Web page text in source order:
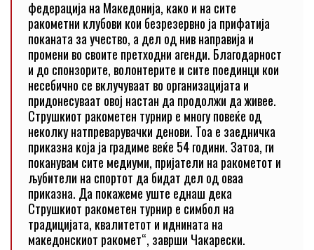
федерација на Македонија, како и на сите
ракометни клубови кои безрезервно ја прифатија
поканата за учество, а дел од нив направија и
промени во своите претходни агенди. Благодарност
и до спонзорите, волонтерите и сите поединци кои
несебично се вклучуваат во организацијата и
придонесуваат овој настан да продолжи да живее.
Струшкиот ракометен турнир е многу повеќе од
неколку натпреварувачки денови. Тоа е заедничка
приказна која ја градиме веќе 54 години. Затоа, ги
поканувам сите медиуми, пријатели на ракометот и
љубители на спортот да бидат дел од оваа
приказна. Да покажеме уште еднаш дека
Струшкиот ракометен турнир е симбол на
традицијата, квалитетот и иднината на
македонскиот ракомет“, заврши Чакарески.